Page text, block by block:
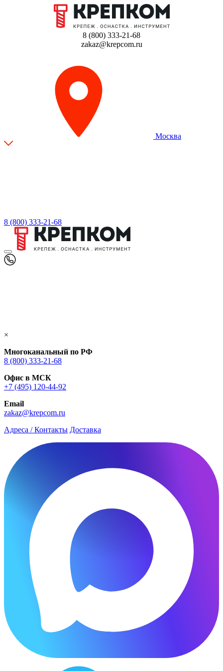
8 (800) 333-21-68
zakaz@krepcom.ru
Москва
8 (800) 333-21-68
×
Многоканальный по РФ
8 (800) 333‑21-68
Офис в МСК
+7 (495) 120-44-92
Email
zakaz@krepcom.ru
Адреса / Контакты Доставка